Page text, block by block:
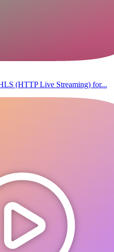
(HTTP Live Streaming) for...